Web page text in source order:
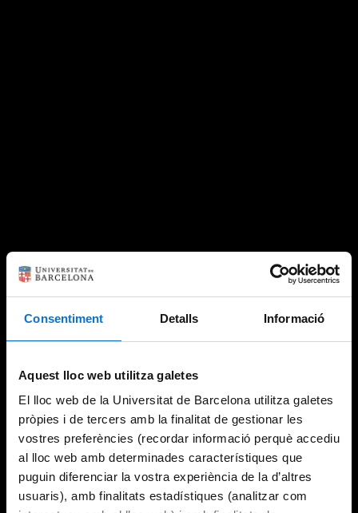
Consentiment Detalls Informació
Aquest lloc web utilitza galetes
El lloc web de la Universitat de Barcelona utilitza galetes
pròpies i de tercers amb la finalitat de gestionar les
vostres preferències (recordar informació perquè accediu
al lloc web amb determinades característiques que
puguin diferenciar la vostra experiència de la d’altres
usuaris), amb finalitats estadístiques (analitzar com